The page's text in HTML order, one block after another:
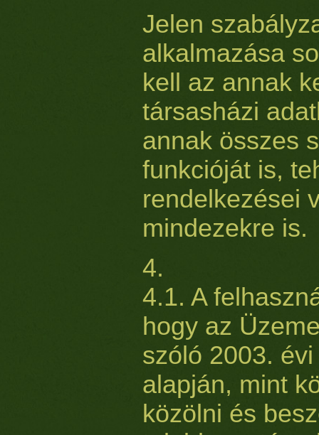
Jelen
alkalmazása
kell az annak
társasházi
annak összes
funkcióját is,
rendelkezései
mindezekre is.
4.
4.1. A
hogy az
szóló 2003.
alapján, mint
közölni és